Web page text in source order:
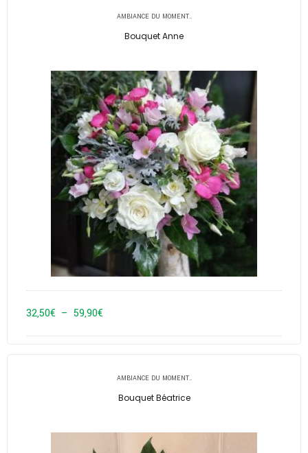
AMBIANCE DU MOMENT..
Bouquet Anne
32,50€ – 59,90€Plage
32,50€
AMBIANCE DU MOMENT..
Bouquet Béatrice